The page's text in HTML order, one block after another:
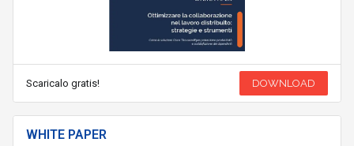
Scaricalo gratis! DOWNLOAD
WHITE PAPER